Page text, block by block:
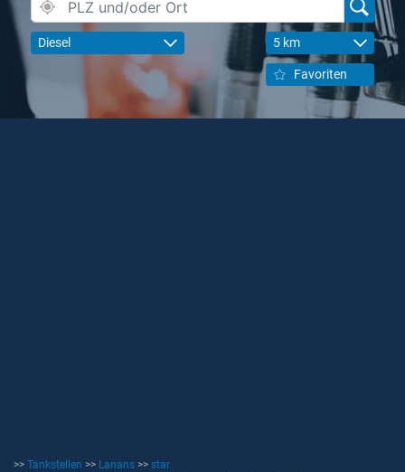
Diesel 5 km
Favoriten
>> Tankstellen >> Lanans >> star